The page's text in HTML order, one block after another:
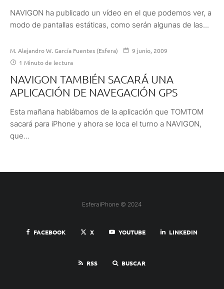
NAVIGON ha publicado un vídeo en el que podemos ver, a
modo de pantallas estáticas, como serán algunas de las...
M. Alejandro W. García Fuentes (Esfera)
9 junio, 2009
1 Minuto de lectura
NAVIGON TAMBIÉN SACARÁ UNA
APLICACIÓN DE NAVEGACIÓN GPS
Esta mañana hablábamos de la aplicación que TOMTOM
sacará para iPhone y ahora se loca el turno a NAVIGON,
que...
EsferaiPhone © 2024
FACEBOOK X YOUTUBE LINKEDIN
RSS BUSCAR